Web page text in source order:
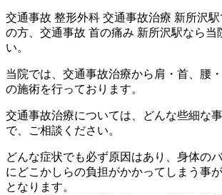
交通事故 整形外科 交通事故治療 新所沢
の方、交通事故 首の痛み 新所沢駅なら当
い。
当院では、交通事故治療から肩・首、腰
の施術を行っております。
交通事故治療については、どんな些細な
で、ご相談ください。
どんな症状でも必ず原因はあり、身体の
にどこかしらの負担がかかってしまう事
となります。